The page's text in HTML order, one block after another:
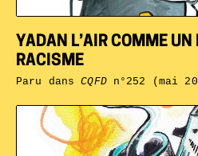
YADAN L’AIR COMME UN
RACISME
Paru dansCQFDn°252 (mai